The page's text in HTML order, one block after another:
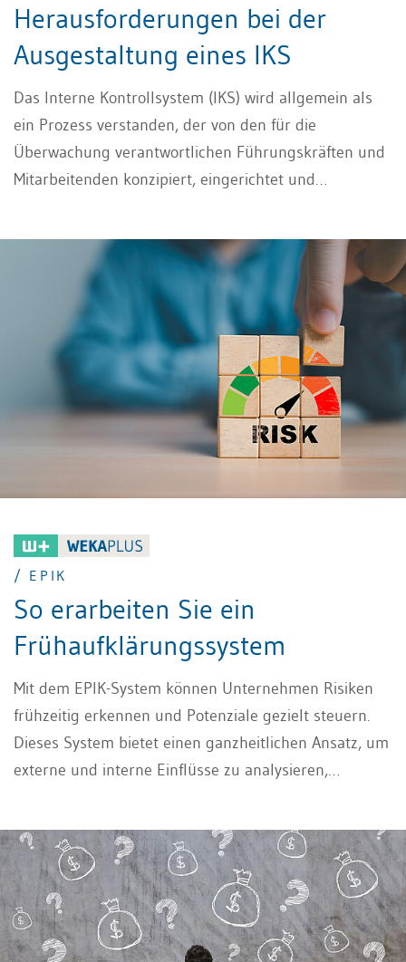
Herausforderungen bei der
Ausgestaltung eines IKS
Das Interne Kontrollsystem (IKS) wird allgemein als
ein Prozess verstanden, der von den für die
Überwachung verantwortlichen Führungskräften und
Mitarbeitenden konzipiert, eingerichtet und
Fehlern und Unregelmässigkeiten bei der
Berichterstattung, bei der (operativen)
Geschäftstätigkeit oder der Einhaltung relevanter
Gesetze und Normen kommt.
/ EPIK
So erarbeiten Sie ein
Frühaufklärungssystem
Mit dem EPIK-System können Unternehmen Risiken
frühzeitig erkennen und Potenziale gezielt steuern.
Dieses System bietet einen ganzheitlichen Ansatz, um
externe und interne Einflüsse zu analysieren,